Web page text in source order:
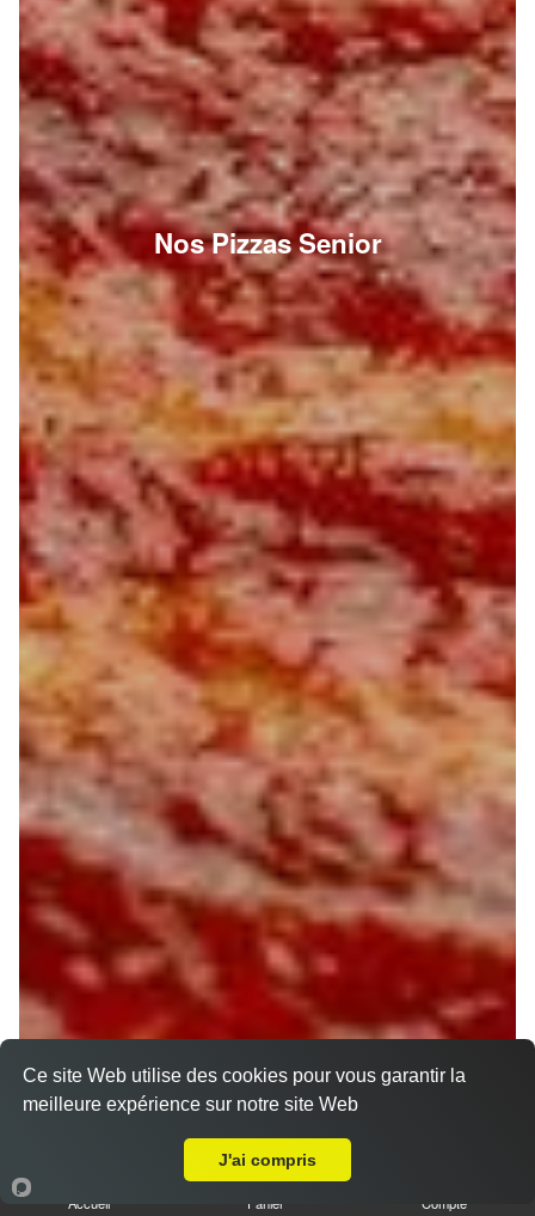
Nos Pizzas Senior
Accueil Panier Compte
Ce site Web utilise des cookies pour vous garantir la
meilleure expérience sur notre site Web
J'ai compris